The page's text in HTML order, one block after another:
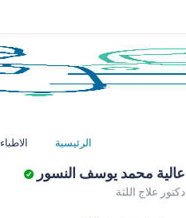
الرئيسية الاطباء
عالية محمد يوسف النسور
دكتور علاج اللثة